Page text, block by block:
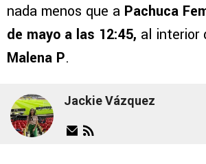
nada menos que a Pachuca
de mayo a las 12:45, al interior
Malena P.
Jackie Vázquez